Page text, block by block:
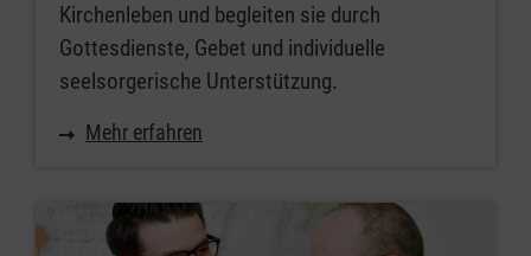
Kirchenleben und begleiten sie durch
Gottesdienste, Gebet und individuelle
seelsorgerische Unterstützung.
Mehr erfahren